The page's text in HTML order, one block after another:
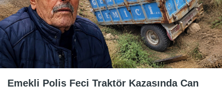
Emekli Polis Feci Traktör Kazasında Can